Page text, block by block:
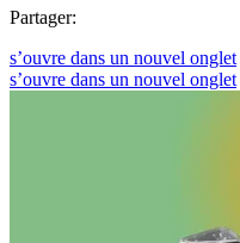
Partager:
s’ouvre dans un nouvel onglet
s’ouvre dans un nouvel onglet